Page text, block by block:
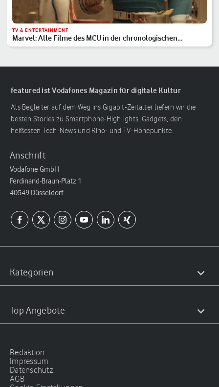
TV & ENTERTAINMENT
Marvel: Alle Filme des MCU in der chronologischen
Reihenfolge
featured ist Vodafones Magazin für digitale Kultur
Als Begleiter auf dem Weg ins Gigabit-Zeitalter liefern wir die
besten Stories zu Smartphone-Highlights, Gadgets, den
heißesten Tech-News und Kino- und TV-Höhepunkte.
Anschrift
Vodafone GmbH
Ferdinand-Braun-Platz 1
40549 Düsseldorf
Kategorien
Top Angebote
Redaktion
Impressum
Datenschutz
AGB